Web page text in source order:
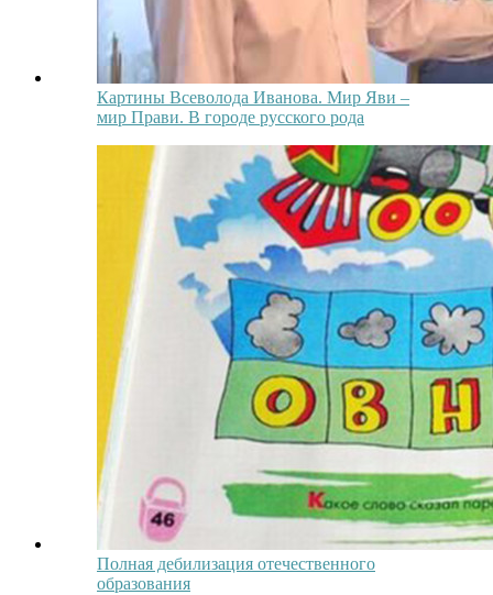
Картины Всеволода Иванова. Мир Яви –
мир Прави. В городе русского рода
Полная дебилизация отечественного
образования